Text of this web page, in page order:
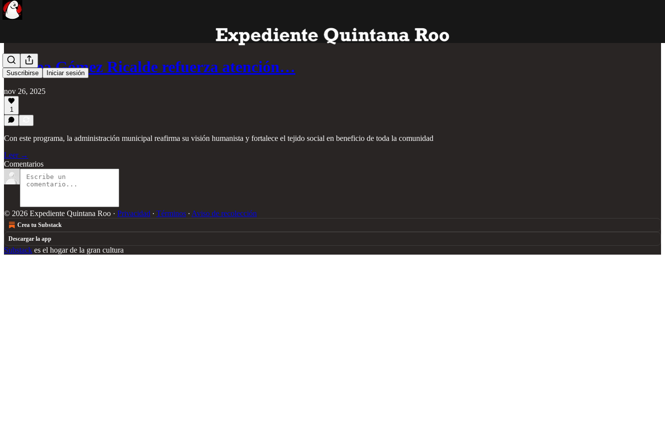
Suscribirse Iniciar sesión
Atenea Gómez Ricalde refuerza atención…
nov 26, 2025
1
Con este programa, la administración municipal reafirma su visión humanista y fortalece el tejido social en beneficio de toda la comunidad
Leer →
Comentarios
© 2026 Expediente Quintana Roo · Privacidad ∙ Términos ∙ Aviso de recolección
Crea tu Substack
Descargar la app
Substack es el hogar de la gran cultura